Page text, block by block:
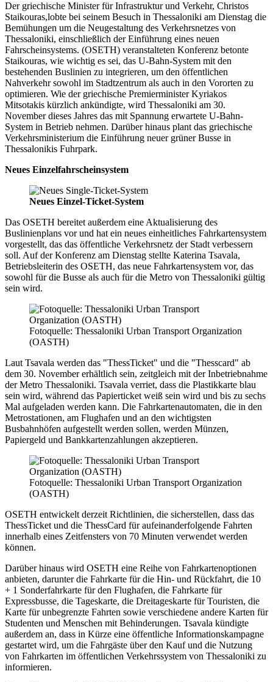
Der griechische Minister für Infrastruktur und Verkehr, Christos
Staikouras,lobte bei seinem Besuch in Thessaloniki am Dienstag die
Bemühungen um die Neugestaltung des Verkehrsnetzes von
Thessaloniki, einschließlich der Einführung eines neuen
Fahrscheinsystems. (OSETH) veranstalteten Konferenz betonte
Staikouras, wie wichtig es sei, das U-Bahn-System mit den
bestehenden Buslinien zu integrieren, um den öffentlichen
Nahverkehr sowohl im Stadtzentrum als auch in den Vororten zu
optimieren. Wie der griechische Premierminister Kyriakos
Mitsotakis kürzlich ankündigte, wird Thessaloniki am 30.
November dieses Jahres das mit Spannung erwartete U-Bahn-
System in Betrieb nehmen. Darüber hinaus plant das griechische
Verkehrsministerium die Einführung neuer grüner Busse in
Thessalonikis Fuhrpark.
Neues Einzelfahrscheinsystem
Neues Einzel-Ticket-System
Das OSETH bereitet außerdem eine Aktualisierung des
Buslinienplans vor und hat ein neues einheitliches Fahrkartensystem
vorgestellt, das das öffentliche Verkehrsnetz der Stadt verbessern
soll. Auf der Konferenz am Dienstag stellte Katerina Tsavala,
Betriebsleiterin des OSETH, das neue Fahrkartensystem vor, das
sowohl für die Busse als auch für die Metro von Thessaloniki gültig
sein wird.
Fotoquelle: Thessaloniki Urban Transport Organization
(OASTH)
Laut Tsavala werden das "ThessTicket" und die "Thesscard" ab
dem 30. November erhältlich sein, zeitgleich mit der Inbetriebnahme
der Metro Thessaloniki. Tsavala verriet, dass die Plastikkarte blau
sein wird, während das Papierticket weiß sein wird und bis zu sechs
Mal aufgeladen werden kann. Die Fahrkartenautomaten, die in den
Metrostationen, am Flughafen und an den wichtigsten
Busbahnhöfen aufgestellt werden sollen, werden Münzen,
Papiergeld und Bankkartenzahlungen akzeptieren.
Fotoquelle: Thessaloniki Urban Transport Organization
(OASTH)
OSETH entwickelt derzeit Richtlinien, die sicherstellen, dass das
ThessTicket und die ThessCard für aufeinanderfolgende Fahrten
innerhalb eines Zeitfensters von 70 Minuten verwendet werden
können.
Darüber hinaus wird OSETH eine Reihe von Fahrkartenoptionen
anbieten, darunter die Fahrkarte für die Hin- und Rückfahrt, die 10
+ 1 Sonderfahrkarte für den Flughafen, die Fahrkarte für
Expressbusse, die Tageskarte, die Dreitageskarte für Touristen, die
Karte für unbegrenzte Fahrten sowie verschiedene andere Karten für
Studenten und Menschen mit Behinderungen. Tsavala kündigte
außerdem an, dass in Kürze eine öffentliche Informationskampagne
gestartet wird, um die Fahrgäste über den Kauf und die Nutzung
von Fahrkarten im öffentlichen Verkehrssystem von Thessaloniki zu
informieren.